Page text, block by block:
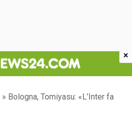
» Bologna, Tomiyasu: «L’Inter fa
×